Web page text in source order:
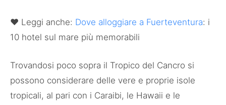
♥ Leggi anche: Dove alloggiare a Fuerteventura: i
10 hotel sul mare più memorabili
Trovandosi poco sopra il Tropico del Cancro si
possono considerare delle vere e proprie isole
tropicali, al pari con i Caraibi, le Hawaii e le